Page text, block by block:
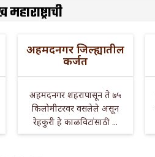
अहमदनगर जिल्ह्यातील
कर्जत
अहमदनगर शहरापासून ते ७५
किलोमीटरवर वसलेले असून
रेहकुरी हे काळविटांसाठी ...